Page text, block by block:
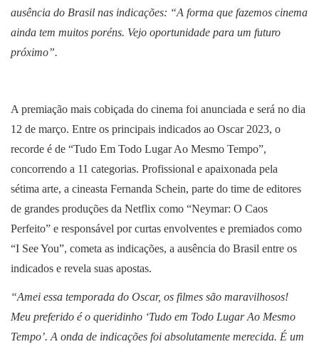
ausência do Brasil nas indicações: “A forma que fazemos cinema
ainda tem muitos poréns. Vejo oportunidade para um futuro
próximo”.
A premiação mais cobiçada do cinema foi anunciada e será no dia
12 de março. Entre os principais indicados ao Oscar 2023, o
recorde é de “Tudo Em Todo Lugar Ao Mesmo Tempo”,
concorrendo a 11 categorias. Profissional e apaixonada pela
sétima arte, a cineasta Fernanda Schein, parte do time de editores
de grandes produções da Netflix como “Neymar: O Caos
Perfeito” e responsável por curtas envolventes e premiados como
“I See You”, cometa as indicações, a ausência do Brasil entre os
indicados e revela suas apostas.
“Amei essa temporada do Oscar, os filmes são maravilhosos!
Meu preferido é o queridinho ‘Tudo em Todo Lugar Ao Mesmo
Tempo’. A onda de indicações foi absolutamente merecida. É um